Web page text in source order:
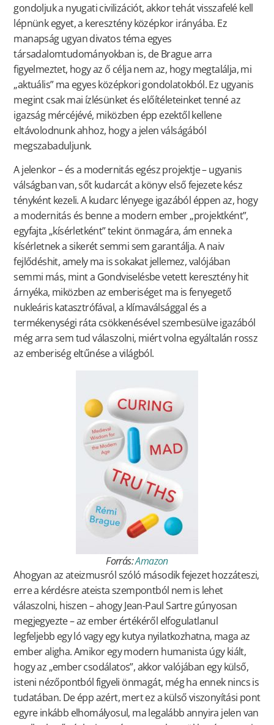
gondoljuk a nyugati civilizációt, akkor tehát visszafelé kell
lépnünk egyet, a keresztény középkor irányába. Ez
manapság ugyan divatos téma egyes
társadalomtudományokban is, de Brague arra
figyelmeztet, hogy az ő célja nem az, hogy megtalálja, mi
„aktuális” ma egyes középkori gondolatokból. Ez ugyanis
megint csak mai ízlésünket és előítéleteinket tenné az
igazság mércéjévé, miközben épp ezektől kellene
eltávolodnunk ahhoz, hogy a jelen válságából
megszabaduljunk.
A jelenkor – és a modernitás egész projektje – ugyanis
válságban van, sőt kudarcát a könyv első fejezete kész
tényként kezeli. A kudarc lényege igazából éppen az, hogy
a modernitás és benne a modern ember „projektként”,
egyfajta „kísérletként” tekint önmagára, ám ennek a
kísérletnek a sikerét semmi sem garantálja. A naiv
fejlődéshit, amely ma is sokakat jellemez, valójában
semmi más, mint a Gondviselésbe vetett keresztény hit
árnyéka, miközben az emberiséget ma is fenyegető
nukleáris katasztrófával, a klímaválsággal és a
termékenységi ráta csökkenésével szembesülve igazából
még arra sem tud válaszolni, miért volna egyáltalán rossz
az emberiség eltűnése a világból.
Forrás:Amazon
Ahogyan az ateizmusról szóló második fejezet hozzáteszi,
erre a kérdésre ateista szempontból nem is lehet
válaszolni, hiszen – ahogy Jean-Paul Sartre gúnyosan
megjegyezte – az ember értékéről elfogulatlanul
legfeljebb egy ló vagy egy kutya nyilatkozhatna, maga az
ember aligha. Amikor egy modern humanista úgy kiált,
hogy az „ember csodálatos”, akkor valójában egy külső,
isteni nézőpontból figyeli önmagát, még ha ennek nincs is
tudatában. De épp azért, mert ez a külső viszonyítási pont
egyre inkább elhomályosul, ma legalább annyira jelen van